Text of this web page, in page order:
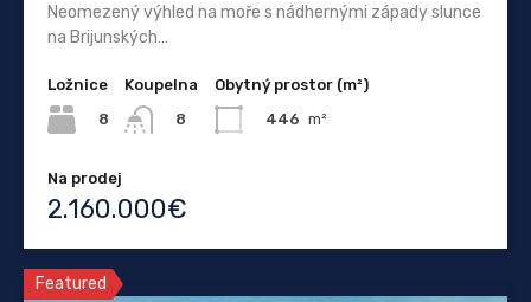
Neomezený výhled na moře s nádhernými západy slunce
na Brijunských…
Ložnice
8
Koupelna
8
Obytný prostor (m²)
446 m²
Na prodej
2.160.000€
Featured